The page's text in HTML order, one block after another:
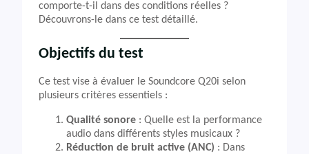
comporte-t-il dans des conditions réelles ?
Découvrons-le dans ce test détaillé.
Objectifs du test
Ce test vise à évaluer le Soundcore Q20i selon
plusieurs critères essentiels :
Qualité sonore : Quelle est la performance
audio dans différents styles musicaux ?
Réduction de bruit active (ANC) : Dans